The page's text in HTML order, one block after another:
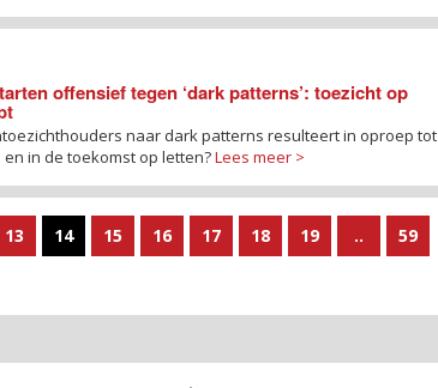
offensief tegen ‘dark patterns’: toezicht op
naar dark patterns resulteert in oproep tot
in de toekomst op letten?Lees meer >
13 14 15 16 17 18 19 ..
59